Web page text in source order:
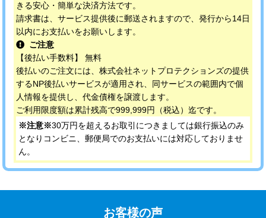
きる安心・簡単な決済方法です。
請求書は、サービス提供後に郵送されますので、発行から14日
以内にお支払いをお願いします。
ご注意
【後払い手数料】 無料
後払いのご注文には、株式会社ネットプロテクションズの提供
するNP後払いサービスが適用され、同サービスの範囲内で個
人情報を提供し、代金債権を譲渡します。
ご利用限度額は累計残高で999,999円（税込）迄です。
※注意※30万円を超えるお取引につきましては銀行振込のみ
となりコンビニ、郵便局でのお支払いには対応しておりませ
ん。
お客様の声